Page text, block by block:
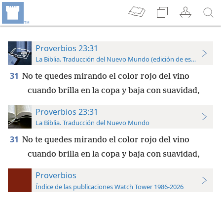
Proverbios 23:31
La Biblia. Traducción del Nuevo Mundo (edición de estudio)
31 No te quedes mirando el color rojo del vino
cuando brilla en la copa y baja con suavidad,
Proverbios 23:31
La Biblia. Traducción del Nuevo Mundo
31 No te quedes mirando el color rojo del vino
cuando brilla en la copa y baja con suavidad,
Proverbios
Índice de las publicaciones Watch Tower 1986-2026